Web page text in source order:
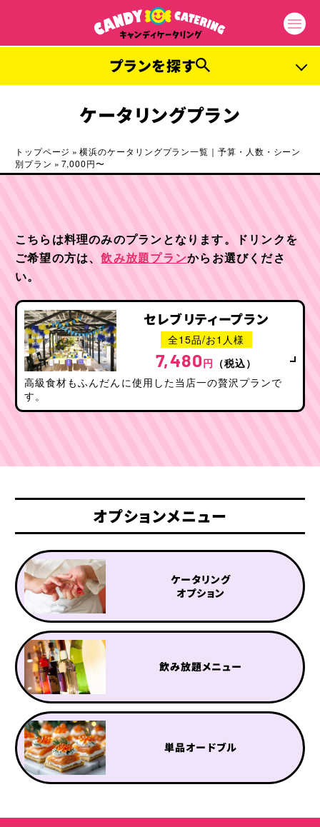
ケータリングプラン
トップページ »横浜のケータリングプラン一覧｜予算・人数・シーン
別プラン » 7,000円〜
プランを探す
ご予算から探す
お1人様4,000円〜 お1人様5,000円〜
人数から探す
100名様以下 300 名様以下
500名様以下 1,000名様以下
利用シーンから探す
記念式典
2次会
学校での謝恩会・
展示会・
こちらは料理のみのプランとなります。ドリンクを
ご希望の方は、飲み放題プランからお選びくださ
い。
セレブリティープラン
全15品/お1人様
7,480円 （税込）
高級食材もふんだんに使用した当店一の贅沢プランで
す。
オプションメニュー
ケータリング
オプション
飲み放題メニュー
単品オードブル
ケータリングプラン
ドリンクメニュー
単品オプション